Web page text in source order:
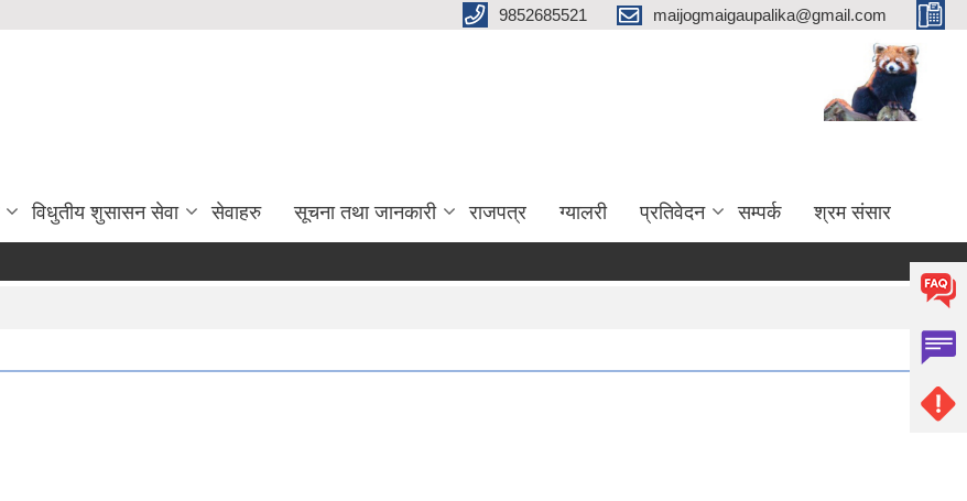
9852685521 maijogmaigaupalika@gmail.com
विधुतीय शुसासन सेवा सेवाहरु सूचना तथा जानकारी राजपत्र ग्यालरी प्रतिवेदन सम्पर्क श्रम संसार